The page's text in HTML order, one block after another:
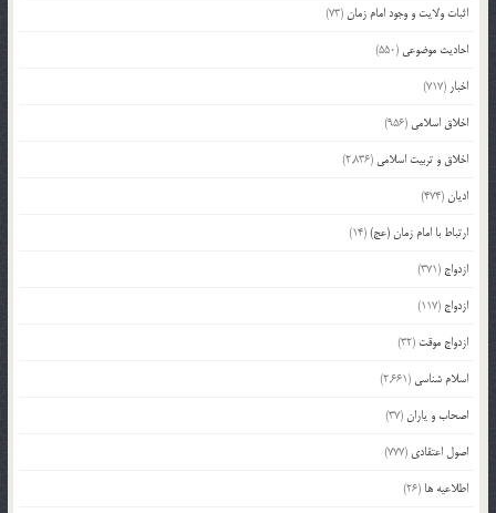
اثبات ولایت و وجود امام زمان(73)
احادیث موضوعی (550)
اخبار (717)
اخلاق اسلامی (956)
اخلاق و تربیت اسلامی (2,836)
ادیان(474)
ارتباط با امام زمان (عج)(14)
ازدواج (371)
ازدواج (117)
ازدواج موقت (32)
اسلام شناسی (2,661)
اصحاب و یاران(37)
اصول اعتقادی (777)
اطلاعیه ها (26)